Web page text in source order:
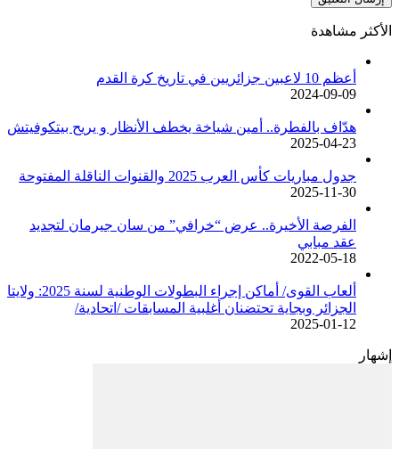
الأكثر مشاهدة
أعظم 10 لاعبين جزائريين في تاريخ كرة القدم
2024-09-09
هدّاف بالفطرة.. أمين شياخة يخطف الأنظار و يريح بيتكوفيتش
2025-04-23
جدول مباريات كأس العرب 2025 والقنوات الناقلة المفتوحة
2025-11-30
الفرصة الأخيرة.. عرض “خرافي” من سان جيرمان لتجديد
عقد مبابي
2022-05-18
ألعاب القوى/ أماكن إجراء البطولات الوطنية لسنة 2025: ولايتا
الجزائر وبجاية تحتضنان أغلبية المسابقات /اتحادية/
2025-01-12
إشهار